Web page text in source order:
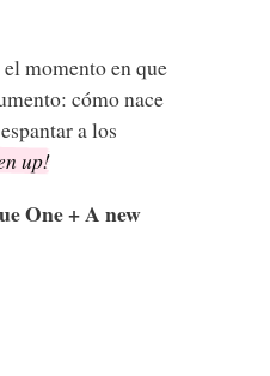
momento en que
cómo nace
a los
up!
One + A new